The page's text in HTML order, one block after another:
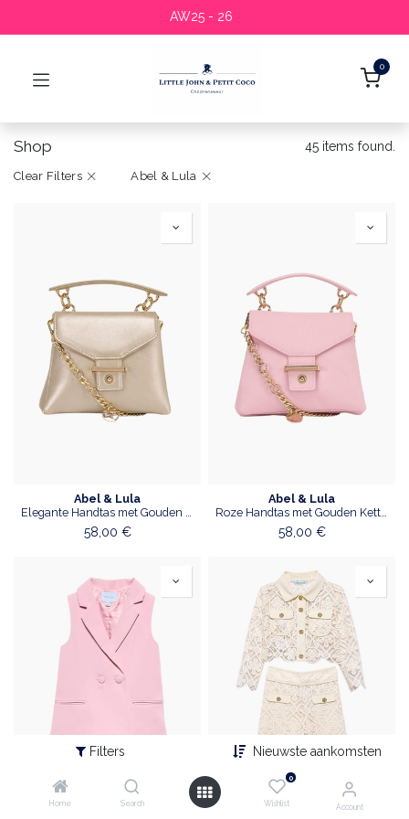
Filters Nieuwste aankomsten
Home Search
0
Wishlist Account
AW25 - 26
0
Shop 45 items found.
Clear Filters Abel & Lula
Abel & Lula
58,00 €
Abel & Lula
58,00 €